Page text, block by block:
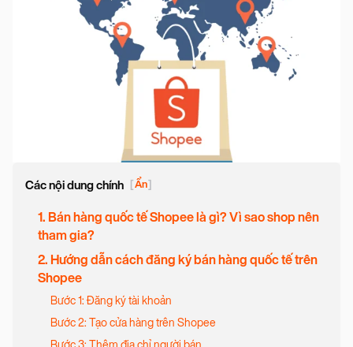
Các nội dung chính [Ẩn]
1. Bán hàng quốc tế Shopee là gì? Vì sao shop nên
tham gia?
2. Hướng dẫn cách đăng ký bán hàng quốc tế trên
Shopee
Bước 1: Đăng ký tài khoản
Bước 2: Tạo cửa hàng trên Shopee